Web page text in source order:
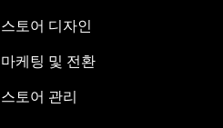
스토어 디자인
마케팅 및 전환
스토어 관리